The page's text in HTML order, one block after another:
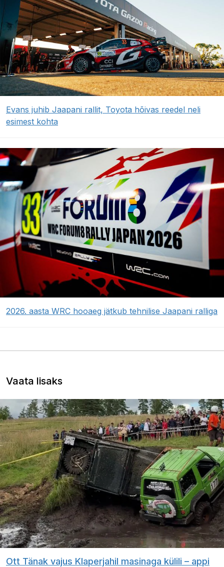
Evans juhib Jaapani rallit, Toyota hõivas reedel neli
esimest kohta
2026. aasta WRC hooaeg jätkub tehnilise Jaapani ralliga
Vaata lisaks
Ott Tänak vajus Klaperjahil masinaga külili – appi